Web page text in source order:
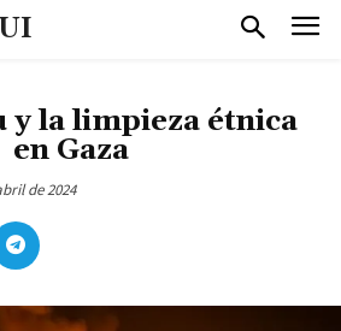
y la limpieza étnica
en Gaza
de 2024